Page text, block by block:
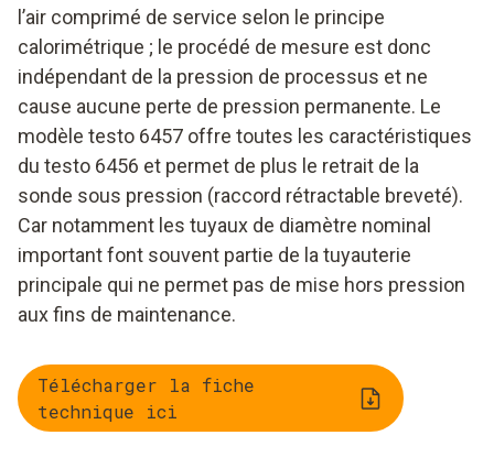
l’air comprimé de service selon le principe
calorimétrique ; le procédé de mesure est donc
indépendant de la pression de processus et ne
cause aucune perte de pression permanente. Le
modèle testo 6457 offre toutes les caractéristiques
du testo 6456 et permet de plus le retrait de la
sonde sous pression (raccord rétractable breveté).
Car notamment les tuyaux de diamètre nominal
important font souvent partie de la tuyauterie
principale qui ne permet pas de mise hors pression
aux fins de maintenance.
Télécharger la fiche
technique ici